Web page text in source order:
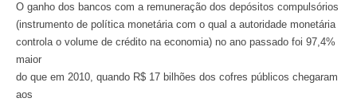
O ganho dos bancos com a remuneração dos depósitos compulsórios
(instrumento de política monetária com o qual a autoridade monetária
controla o volume de crédito na economia) no ano passado foi 97,4%
maior
do que em 2010, quando R$ 17 bilhões dos cofres públicos chegaram
aos